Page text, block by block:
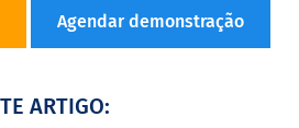
Agendar demonstração
ARTIGO: